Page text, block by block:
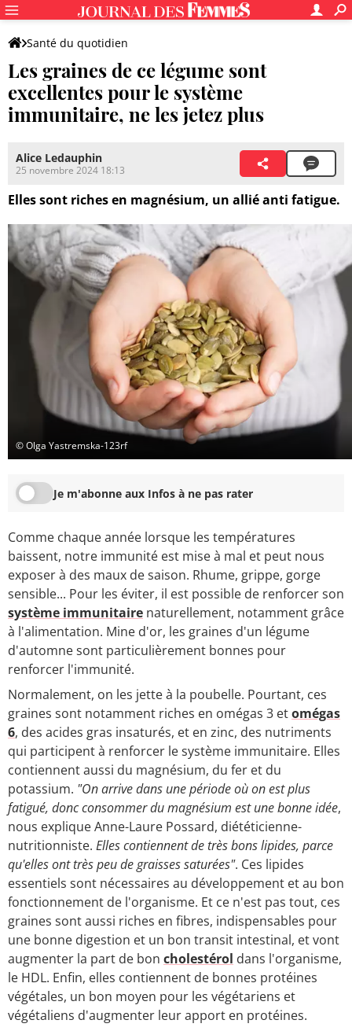
Santé du quotidien
Les graines de ce légume sont
excellentes pour le système
immunitaire, ne les jetez plus
Alice Ledauphin
25 novembre 2024 18:13
Elles sont riches en magnésium, un allié anti fatigue.
© Olga Yastremska-123rf
Je m'abonne aux Infos à ne pas rater
Comme chaque année lorsque les températures
baissent, notre immunité est mise à mal et peut nous
exposer à des maux de saison. Rhume, grippe, gorge
sensible... Pour les éviter, il est possible de renforcer son
système immunitaire naturellement, notamment grâce
à l'alimentation. Mine d'or, les graines d'un légume
d'automne sont particulièrement bonnes pour
renforcer l'immunité.
Normalement, on les jette à la poubelle. Pourtant, ces
graines sont notamment riches en omégas 3 etomégas
6, des acides gras insaturés, et en zinc, des nutriments
qui participent à renforcer le système immunitaire. Elles
contiennent aussi du magnésium, du fer et du
potassium. "On arrive dans une période où on est plus
fatigué, donc consommer du magnésium est une bonne idée,
nous explique Anne-Laure Possard, diététicienne-
nutritionniste. Elles contiennent de très bons lipides, parce
qu'elles ont très peu de graisses saturées". Ces lipides
essentiels sont nécessaires au développement et au bon
fonctionnement de l'organisme. Et ce n'est pas tout, ces
graines sont aussi riches en fibres, indispensables pour
une bonne digestion et un bon transit intestinal, et vont
augmenter la part de bon cholestérol dans l'organisme,
le HDL. Enfin, elles contiennent de bonnes protéines
végétales, un bon moyen pour les végétariens et
végétaliens d'augmenter leur apport en protéines.